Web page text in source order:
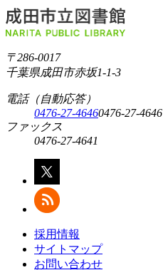
〒286-0017
千葉県成田市赤坂1-1-3
電話（自動応答）
0476-27-46460476-27-4646
ファックス
0476-27-4641
採用情報
サイトマップ
お問い合わせ